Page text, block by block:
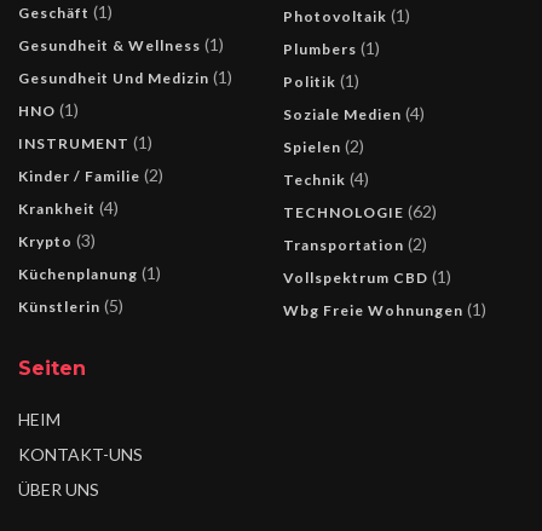
Geschäft (1)
Gesundheit & Wellness (1)
Gesundheit Und Medizin (1)
HNO (1)
INSTRUMENT (1)
Kinder / Familie (2)
Krankheit (4)
Krypto (3)
Küchenplanung (1)
Künstlerin (5)
Photovoltaik (1)
Plumbers (1)
Politik (1)
Soziale Medien (4)
Spielen (2)
Technik (4)
TECHNOLOGIE (62)
Transportation (2)
Vollspektrum CBD (1)
Wbg Freie Wohnungen (1)
Seiten
HEIM
KONTAKT-UNS
ÜBER UNS